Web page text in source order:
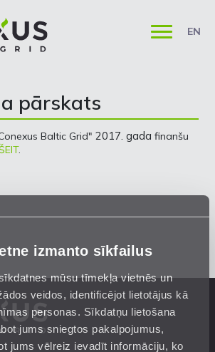
izmanto sīkfailus
mūsu tīmekļa vietnēs un
veidos, identificējot lietotājus kā
personas. Sīkdatņu lietošana
jums sniegtos pakalpojumus,
jums vēlreiz ievadīt informāciju, ko
EN
pārskats
Baltic Grid" 2017. gada finanšu
.